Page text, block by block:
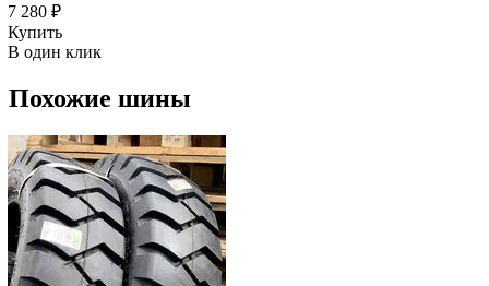
7 280 ₽
Купить
В один клик
Похожие шины